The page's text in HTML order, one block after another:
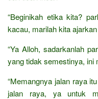
“Beginikah etika kita?
kacau, marilah kita
“Ya Alloh, sadarkanlah
yang tidak semestinya, ini
“Memangnya jalan raya
jalan raya, ya untuk